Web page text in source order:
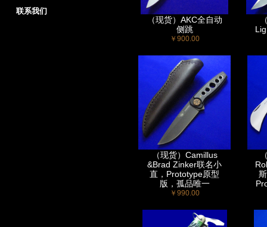
联系我们
（现货）AKC全自动
侧跳
￥900.00
（现货）Camillus
&Brad Zinker联名小
直，Prototype原型
版，孤品唯一
￥990.00